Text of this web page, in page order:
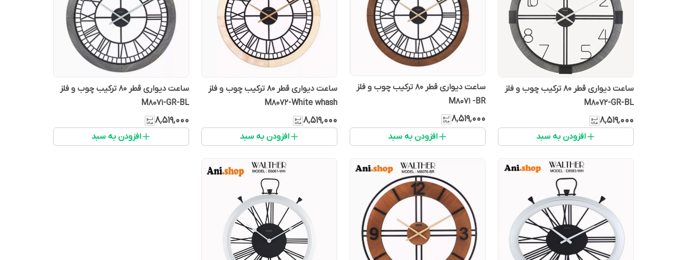
ساعت دیواری قطر 80 ترکیب چوب و فلز
M8072-GR-BL
۸٬۵۱۹٬۰۰۰
افزودن به سبد
ساعت دیواری قطر 80 ترکیب چوب و فلز
M8071 -BR
۸٬۵۱۹٬۰۰۰
افزودن به سبد
ساعت دیواری قطر 80 ترکیب چوب و فلز
M8072-White whash
۸٬۵۱۹٬۰۰۰
افزودن به سبد
ساعت دیواری قطر 80 ترکیب چوب و فلز
M8071-GR-BL
۸٬۵۱۹٬۰۰۰
افزودن به سبد